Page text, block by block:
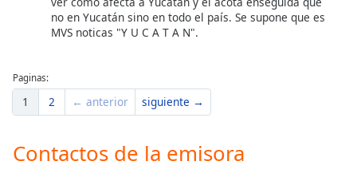
no en Yucatán sino en todo el país. Se supone que es
MVS noticas "Y U C A T A N".
Paginas:
1 2 ← anterior siguiente →
Contactos de la emisora